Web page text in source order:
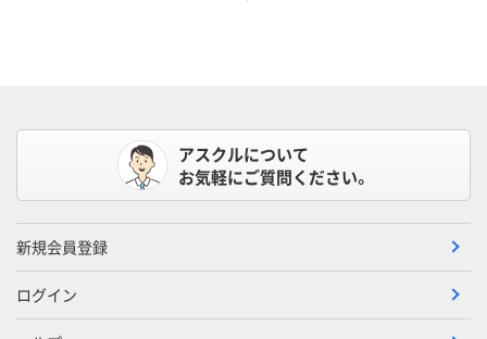
アスクルについて
お気軽にご質問ください。
新規会員登録
ログイン